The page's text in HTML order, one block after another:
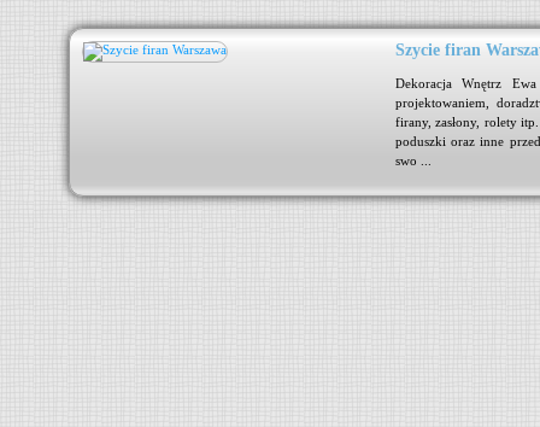
Szycie firan
Dekoracja Wnętrz
projektowaniem,
firany, zasłony, rolety
poduszki oraz inne
swo ...